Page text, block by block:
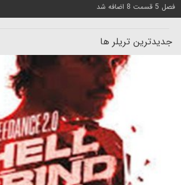
فصل 5 قسمت 8 اضافه شد
جدیدترین تریلر ها